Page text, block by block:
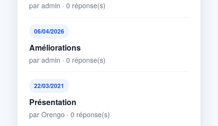
par admin · 0 réponse(s)
06/04/2026
Améliorations
par admin · 0 réponse(s)
22/03/2021
Présentation
par Orengo · 0 réponse(s)